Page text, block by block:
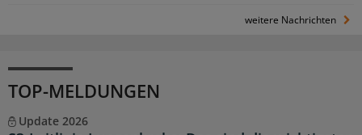
weitere Nachrichten
TOP-MELDUNGEN
Update 2026